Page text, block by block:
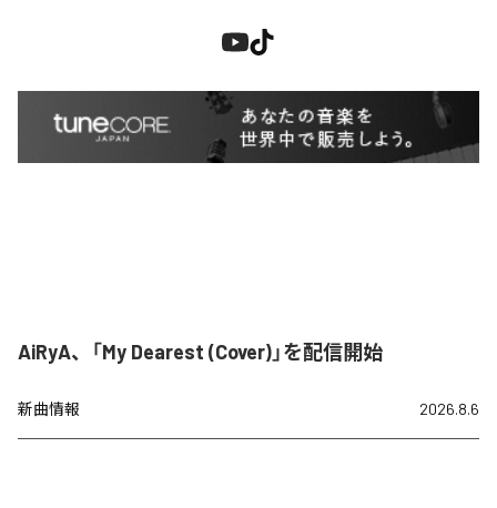
AiRyA、「My Dearest (Cover)」を配信開始
新曲情報 2026.8.6